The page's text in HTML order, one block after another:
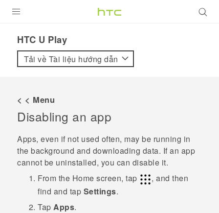
VIVE
VIVERSE
ỨNG DỤNG
HỖ TRỢ
HTC U Play‎
Tải về Tài liệu hướng dẫn
< < Menu
Disabling an app
Apps, even if not used often, may be running in
the background and downloading data. If an app
cannot be uninstalled, you can disable it.
From the Home screen, tap
, and then
find and tap Settings.
Tap Apps.